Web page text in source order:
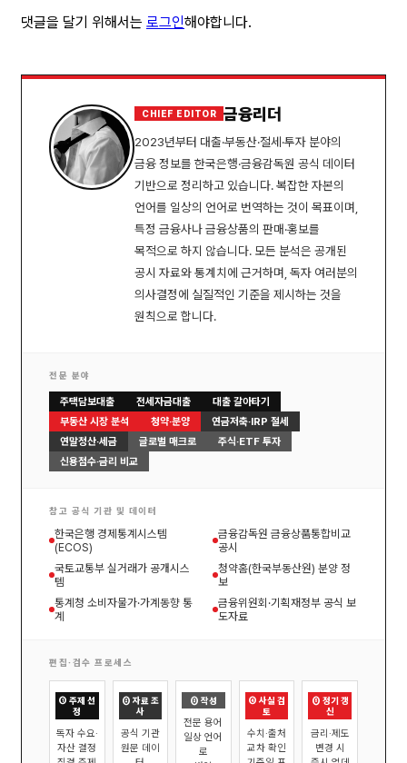
댓글을 달기 위해서는 로그인해야합니다.
CHIEF EDITOR 금융리더
2023년부터 대출·부동산·절세·투자 분야의
금융 정보를 한국은행·금융감독원 공식 데이터
기반으로 정리하고 있습니다. 복잡한 자본의
언어를 일상의 언어로 번역하는 것이 목표이며,
특정 금융사나 금융상품의 판매·홍보를
목적으로 하지 않습니다. 모든 분석은 공개된
공시 자료와 통계치에 근거하며, 독자 여러분의
의사결정에 실질적인 기준을 제시하는 것을
원칙으로 합니다.
전문 분야
주택담보대출 전세자금대출
대출 갈아타기
부동산 시장 분석
청약·분양
연금저축·IRP 절세
연말정산·세금
글로벌 매크로
주식·ETF 투자
신용점수·금리 비교
참고 공식 기관 및 데이터
한국은행 경제통계시스템
(ECOS)
금융감독원 금융상품통합비교
공시
국토교통부 실거래가 공개시스
템
청약홈(한국부동산원) 분양 정
보
통계청 소비자물가·가계동향 통
계
금융위원회·기획재정부 공식 보
도자료
편집·검수 프로세스
① 주제 선
정
독자 수요·
자산 결정
② 자료 조
사
공식 기관
원문 데이
③ 작성
전문 용어
일상 언어
로
④ 사실 검
토
수치·출처
교차 확인
⑤ 정기 갱
신
금리·제도
변경 시